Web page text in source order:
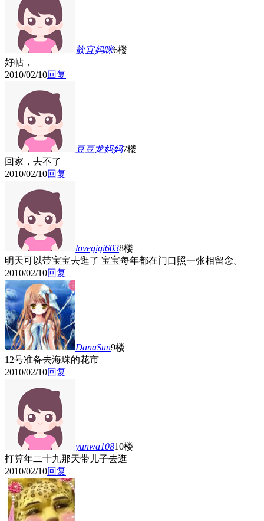
歆宜妈咪6楼
好帖，
2010/02/10回复
豆豆龙妈妈7楼
回家，去不了
2010/02/10回复
lovegigi6038楼
明天可以带宝宝去逛了 宝宝每年都在门口照一张相留念。
2010/02/10回复
DanaSun9楼
12号准备去海珠的花市
2010/02/10回复
yunwa10810楼
打算年二十九那天带儿子去逛
2010/02/10回复